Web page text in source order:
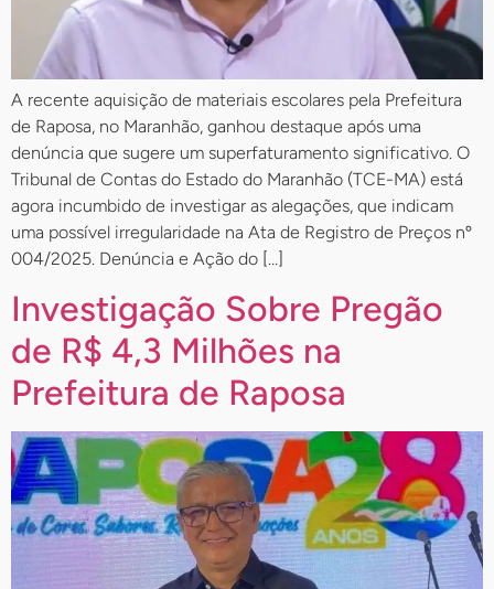
A recente aquisição de materiais escolares pela Prefeitura
de Raposa, no Maranhão, ganhou destaque após uma
denúncia que sugere um superfaturamento significativo. O
Tribunal de Contas do Estado do Maranhão (TCE-MA) está
agora incumbido de investigar as alegações, que indicam
uma possível irregularidade na Ata de Registro de Preços nº
004/2025. Denúncia e Ação do […]
Investigação Sobre Pregão
de R$ 4,3 Milhões na
Prefeitura de Raposa